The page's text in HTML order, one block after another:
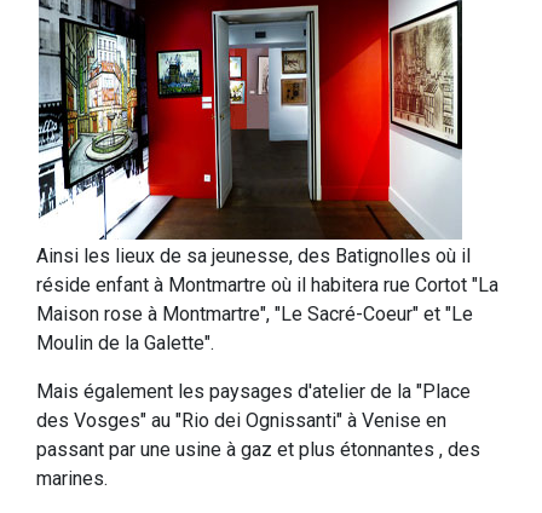
Ainsi les lieux de sa jeunesse, des Batignolles où il
réside enfant à Montmartre où il habitera rue Cortot "La
Maison rose à Montmartre", "Le Sacré-Coeur" et "Le
Moulin de la Galette".
Mais également les paysages d'atelier de la "Place
des Vosges" au "Rio dei Ognissanti" à Venise en
passant par une usine à gaz et plus étonnantes , des
marines.